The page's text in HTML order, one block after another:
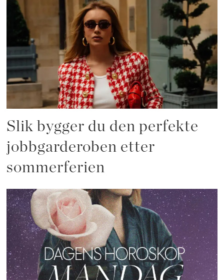
Slik bygger du den perfekte
jobbgarderoben etter
sommerferien